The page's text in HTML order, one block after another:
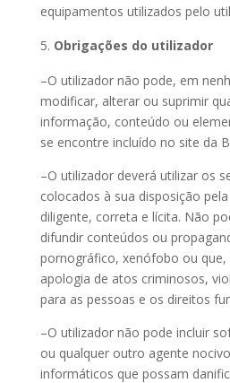
equipamentos utilizados pelo
Obrigações do utilizador
–O utilizador não pode, em
modificar, alterar ou suprimir
informação, conteúdo ou
se encontre incluído no site da
–O utilizador deverá utilizar os
colocados à sua disposição
diligente, correta e lícita. Não
difundir conteúdos ou
pornográfico, xenófobo ou que,
apologia de atos criminosos,
para as pessoas e os direitos
–O utilizador não pode incluir
ou qualquer outro agente
informáticos que possam